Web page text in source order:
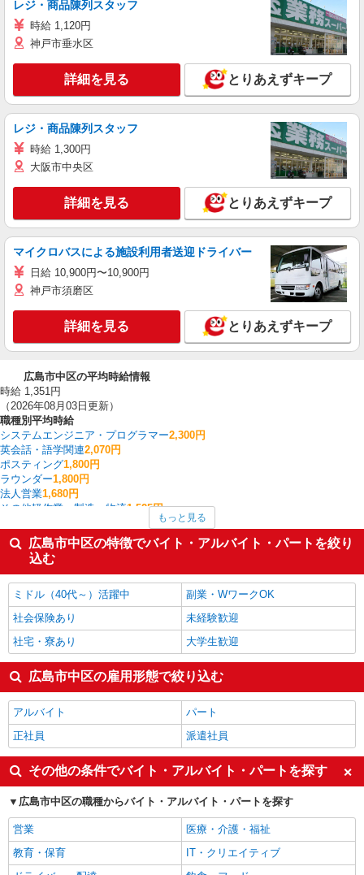
レジ・商品陳列スタッフ
時給 1,120円
神戸市垂水区
詳細を見る とりあえずキープ
レジ・商品陳列スタッフ
時給 1,300円
大阪市中央区
詳細を見る とりあえずキープ
マイクロバスによる施設利用者送迎ドライバー
日給 10,900円〜10,900円
神戸市須磨区
詳細を見る とりあえずキープ
広島市中区の平均時給情報
時給 1,351円
（2026年08月03日更新）
職種別平均時給
システムエンジニア・プログラマー2,300円
英会話・語学関連2,070円
ポスティング1,800円
ラウンダー1,800円
法人営業1,680円
その他軽作業・製造・物流1,525円
家電・携帯販売1,444円
その他介護・福祉1,425円
保育士・保育補助
広島市中区の他の職種の平均時給を見る
もっと見る
広島市中区の特徴でバイト・アルバイト・パートを絞り
込む
ミドル（40代～）活躍中
副業・WワークOK
社会保険あり
未経験歓迎
社宅・寮あり
大学生歓迎
広島市中区の雇用形態で絞り込む
アルバイト
パート
正社員
派遣社員
その他の条件でバイト・アルバイト・パートを探す
広島市中区の職種からバイト・アルバイト・パートを探す
営業
医療・介護・福祉
教育・保育
IT・クリエイティブ